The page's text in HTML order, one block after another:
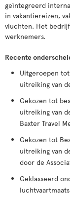
geïntegreerd
in vakantiereizen,
vluchten. Het
werknemers.
Recente
Uitgeroepen
uitreiking van
Gekozen tot
uitreiking van
Baxter Travel
Gekozen tot
uitreiking van
door de
Geklasseerd